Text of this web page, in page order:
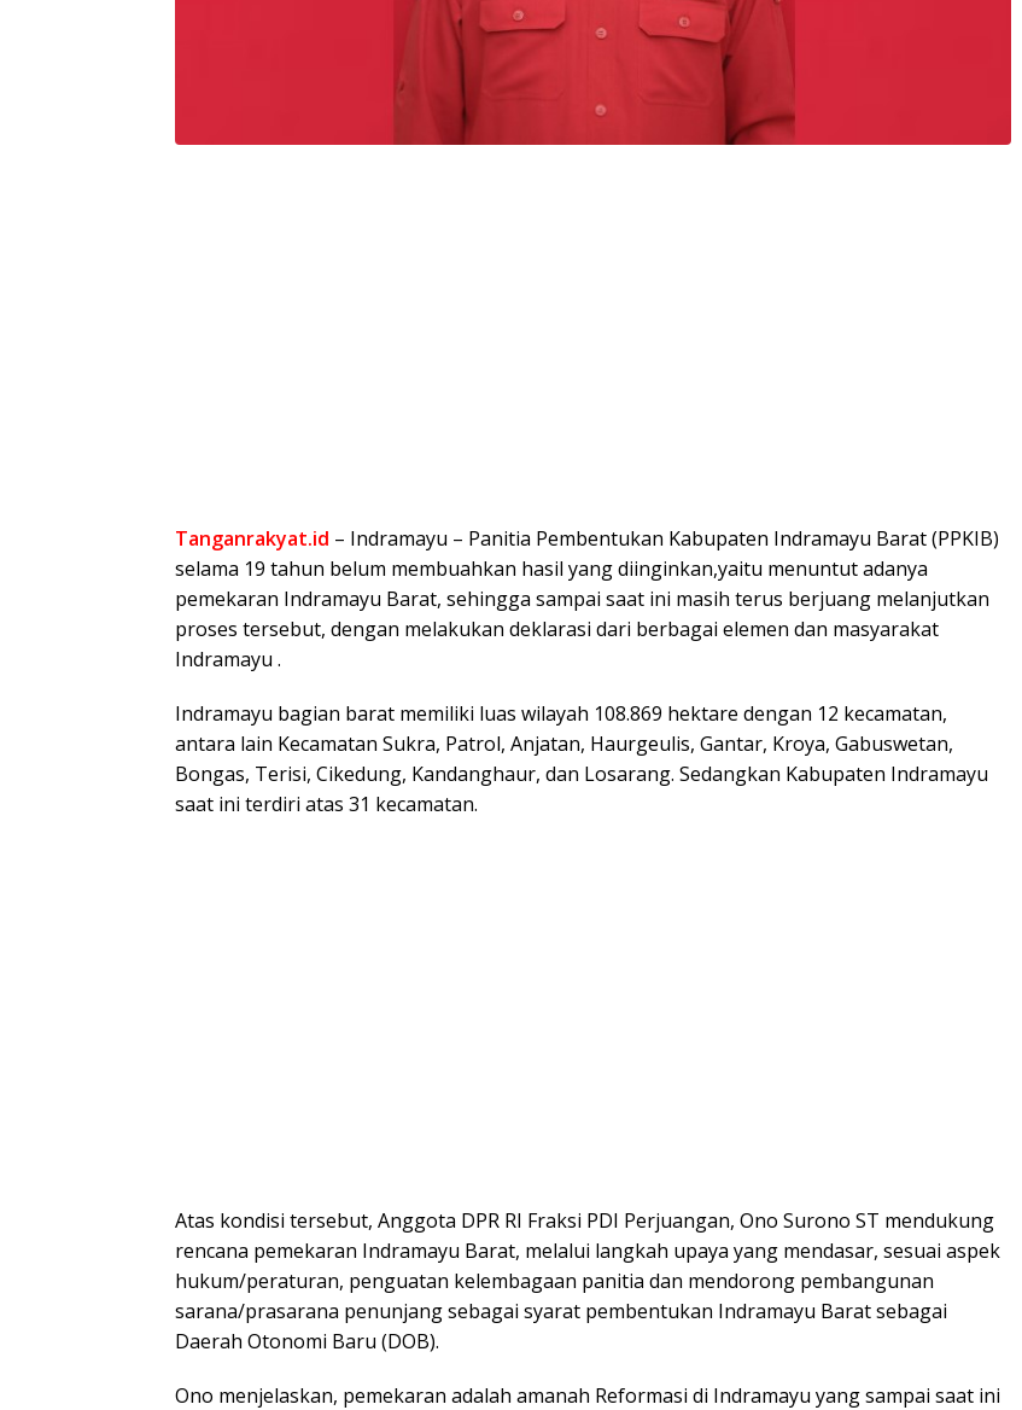
Tanganrakyat.id – Indramayu – Panitia Pembentukan Kabupaten Indramayu Barat (PPKIB)
selama 19 tahun belum membuahkan hasil yang diinginkan,yaitu menuntut adanya
pemekaran Indramayu Barat, sehingga sampai saat ini masih terus berjuang melanjutkan
proses tersebut, dengan melakukan deklarasi dari berbagai elemen dan masyarakat
Indramayu .
Indramayu bagian barat memiliki luas wilayah 108.869 hektare dengan 12 kecamatan,
antara lain Kecamatan Sukra, Patrol, Anjatan, Haurgeulis, Gantar, Kroya, Gabuswetan,
Bongas, Terisi, Cikedung, Kandanghaur, dan Losarang. Sedangkan Kabupaten Indramayu
saat ini terdiri atas 31 kecamatan.
Atas kondisi tersebut, Anggota DPR RI Fraksi PDI Perjuangan, Ono Surono ST mendukung
rencana pemekaran Indramayu Barat, melalui langkah upaya yang mendasar, sesuai aspek
hukum/peraturan, penguatan kelembagaan panitia dan mendorong pembangunan
sarana/prasarana penunjang sebagai syarat pembentukan Indramayu Barat sebagai
Daerah Otonomi Baru (DOB).
Ono menjelaskan, pemekaran adalah amanah Reformasi di Indramayu yang sampai saat ini